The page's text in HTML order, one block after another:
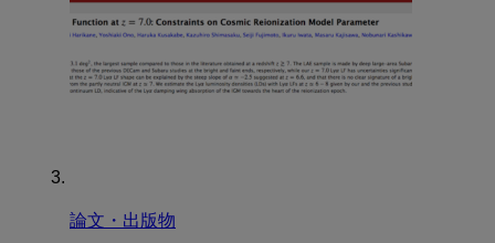
論文・出版物